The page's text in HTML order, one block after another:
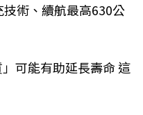
術、續航最高630公
可能有助延長壽命 這